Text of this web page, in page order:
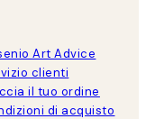
Art Advice
clienti
il tuo ordine
di acquisto